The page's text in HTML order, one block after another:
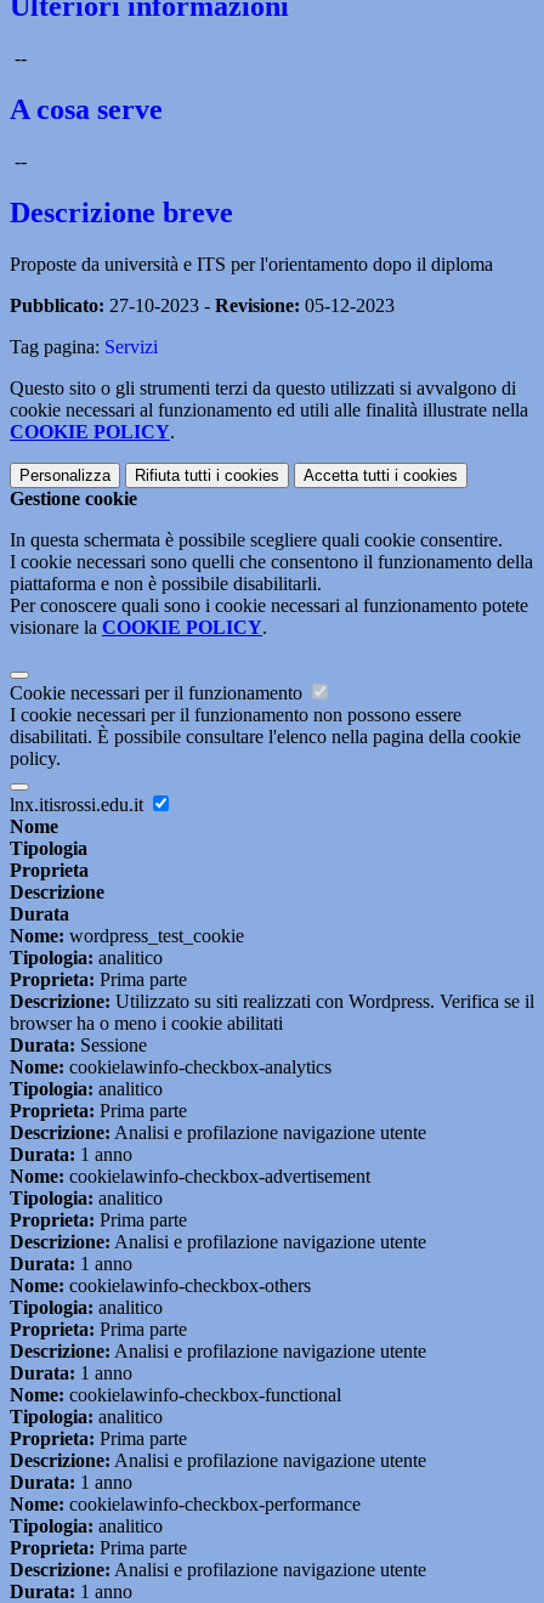
Ulteriori informazioni
--
A cosa serve
--
Descrizione breve
Proposte da università e ITS per l'orientamento dopo il diploma
Pubblicato: 27-10-2023 - Revisione: 05-12-2023
Tag pagina: Servizi
Questo sito o gli strumenti terzi da questo utilizzati si avvalgono di
cookie necessari al funzionamento ed utili alle finalità illustrate nella
COOKIE POLICY.
Personalizza Rifiuta tutti i cookies Accetta tutti i cookies
Gestione cookie
In questa schermata è possibile scegliere quali cookie consentire.
I cookie necessari sono quelli che consentono il funzionamento della
piattaforma e non è possibile disabilitarli.
Per conoscere quali sono i cookie necessari al funzionamento potete
visionare la COOKIE POLICY.
Cookie necessari per il funzionamento
I cookie necessari per il funzionamento non possono essere
disabilitati. È possibile consultare l'elenco nella pagina della cookie
policy.
lnx.itisrossi.edu.it
Nome
Tipologia
Proprieta
Descrizione
Durata
Nome: wordpress_test_cookie
Tipologia: analitico
Proprieta: Prima parte
Descrizione: Utilizzato su siti realizzati con Wordpress. Verifica se il
browser ha o meno i cookie abilitati
Durata: Sessione
Nome: cookielawinfo-checkbox-analytics
Tipologia: analitico
Proprieta: Prima parte
Descrizione: Analisi e profilazione navigazione utente
Durata: 1 anno
Nome: cookielawinfo-checkbox-advertisement
Tipologia: analitico
Proprieta: Prima parte
Descrizione: Analisi e profilazione navigazione utente
Durata: 1 anno
Nome: cookielawinfo-checkbox-others
Tipologia: analitico
Proprieta: Prima parte
Descrizione: Analisi e profilazione navigazione utente
Durata: 1 anno
Nome: cookielawinfo-checkbox-functional
Tipologia: analitico
Proprieta: Prima parte
Descrizione: Analisi e profilazione navigazione utente
Durata: 1 anno
Nome: cookielawinfo-checkbox-performance
Tipologia: analitico
Proprieta: Prima parte
Descrizione: Analisi e profilazione navigazione utente
Durata: 1 anno